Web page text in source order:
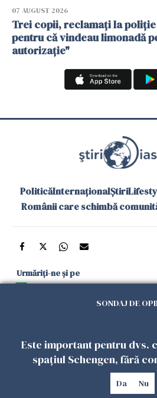
07 AUGUST 2026
Trei copii, reclamați la
pentru că vindeau limonadă
autorizație"
PoliticăInternaționalȘtiri
Românii care schimbă
Urmăriți-ne și pe
și în aplicațiile mobile
Politica de
confidențialitate
Politica
Cookies
Gestionați
Copyright 2026. Toate
SONDAJ DE
Este important pentru dvs.
spațiul Schengen, fără
Da Nu